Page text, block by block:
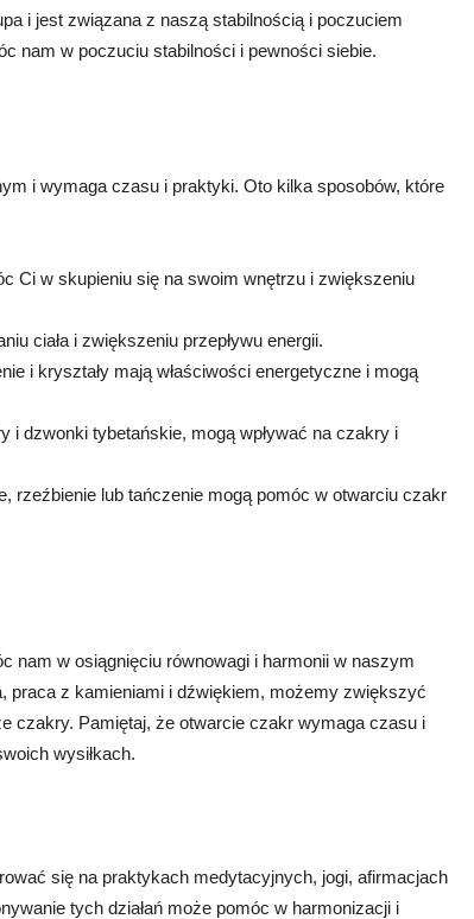
i jest związana z naszą stabilnością i poczuciem
nam w poczuciu stabilności i pewności siebie.
i wymaga czasu i praktyki. Oto kilka sposobów, które
Ci w skupieniu się na swoim wnętrzu i zwiększeniu
ciała i zwiększeniu przepływu energii.
i kryształy mają właściwości energetyczne i mogą
i dzwonki tybetańskie, mogą wpływać na czakry i
rzeźbienie lub tańczenie mogą pomóc w otwarciu czakr
nam w osiągnięciu równowagi i harmonii w naszym
praca z kamieniami i dźwiękiem, możemy zwiększyć
czakry. Pamiętaj, że otwarcie czakr wymaga czasu i
wysiłkach.
się na praktykach medytacyjnych, jogi, afirmacjach
tych działań może pomóc w harmonizacji i